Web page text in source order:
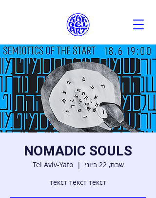
NOMADIC SOULS
שבת, 22 ביוני
  |
Tel Aviv-Yafo
текст текст текст